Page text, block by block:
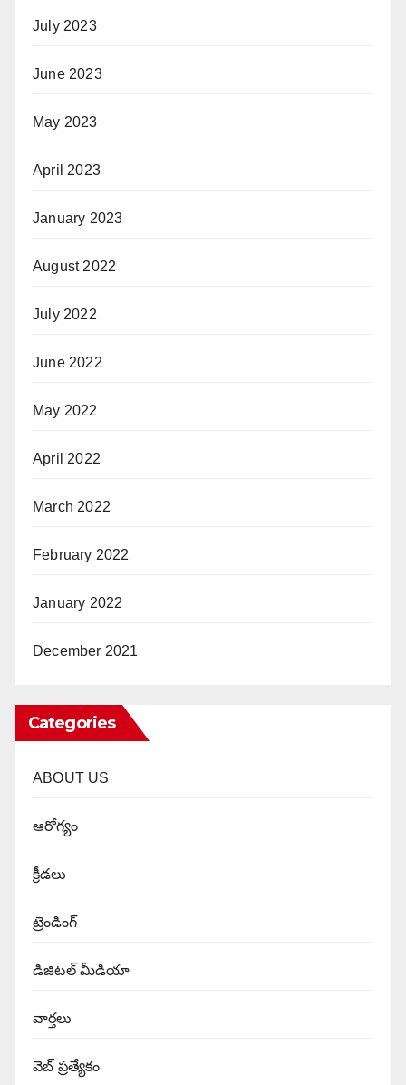
July 2023
June 2023
May 2023
April 2023
January 2023
August 2022
July 2022
June 2022
May 2022
April 2022
March 2022
February 2022
January 2022
December 2021
Categories
ABOUT US
ఆరోగ్యం
క్రీడలు
ట్రెండింగ్
డిజిటల్ మీడియా
వార్త‌లు
వెబ్ ప్రత్యేకం